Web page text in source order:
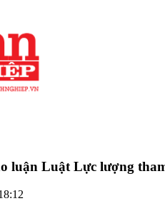
luận Luật Lực lượng